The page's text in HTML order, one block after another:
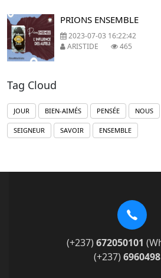
PRIONS ENSEMBLE
2023-07-03 16:22:42
ARISTIDE
465
Tag Cloud
JOUR BIEN-AIMÉS PENSÉE NOUS
SEIGNEUR SAVOIR ENSEMBLE
(+237) 672050101
(+237)